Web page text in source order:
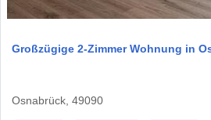
Großzügige 2-Zimmer Wohnung in
Osnabrück, 49090